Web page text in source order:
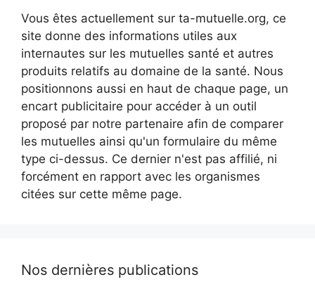
Vous êtes actuellement sur ta-mutuelle.org, ce
site donne des informations utiles aux
internautes sur les mutuelles santé et autres
produits relatifs au domaine de la santé. Nous
positionnons aussi en haut de chaque page, un
encart publicitaire pour accéder à un outil
proposé par notre partenaire afin de comparer
les mutuelles ainsi qu'un formulaire du même
type ci-dessus. Ce dernier n'est pas affilié, ni
forcément en rapport avec les organismes
citées sur cette même page.
Nos dernières publications